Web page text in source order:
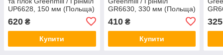
UP6628, 150 мм (Польща)
620 ₴
Купити
GR6630, 330 мм (Польща)
410₴
Купити
325